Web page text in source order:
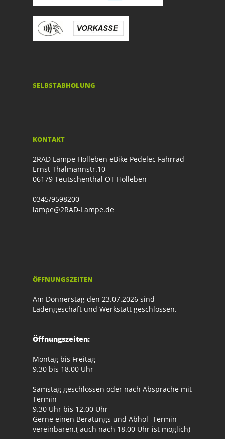
SELBSTABHOLUNG
KONTAKT
2RAD Lampe Holleben eBike Pedelec Fahrrad
Ernst Thälmannstr.10
06179 Teutschenthal OT Holleben
0345/9598200
lampe@2RAD-Lampe.de
ÖFFNUNGSZEITEN
Am Donnerstag den 23.07.2026 sind
Ladengeschäft und Werkstatt geschlossen.
Öffnungszeiten:
Montag bis Freitag
9.30 bis 18.00 Uhr
Samstag geschlossen oder nach Absprache mit
Termin
9.30 Uhr bis 12.00 Uhr
Gerne einen Beratungs und Abhol -Termin
vereinbaren.( auch nach 18.00 Uhr ist möglich)